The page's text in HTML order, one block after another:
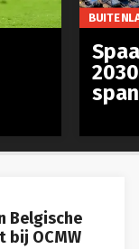
Belgische
bij OCMW